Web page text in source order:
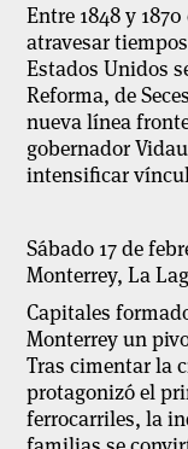
Entre 1848 y
atravesar
Estados Unidos
Reforma, de
nueva línea
gobernador
intensificar
Sábado 17 de
Monterrey, La
Capitales
Monterrey un
Tras cimentar la
protagonizó el
ferrocarriles, la